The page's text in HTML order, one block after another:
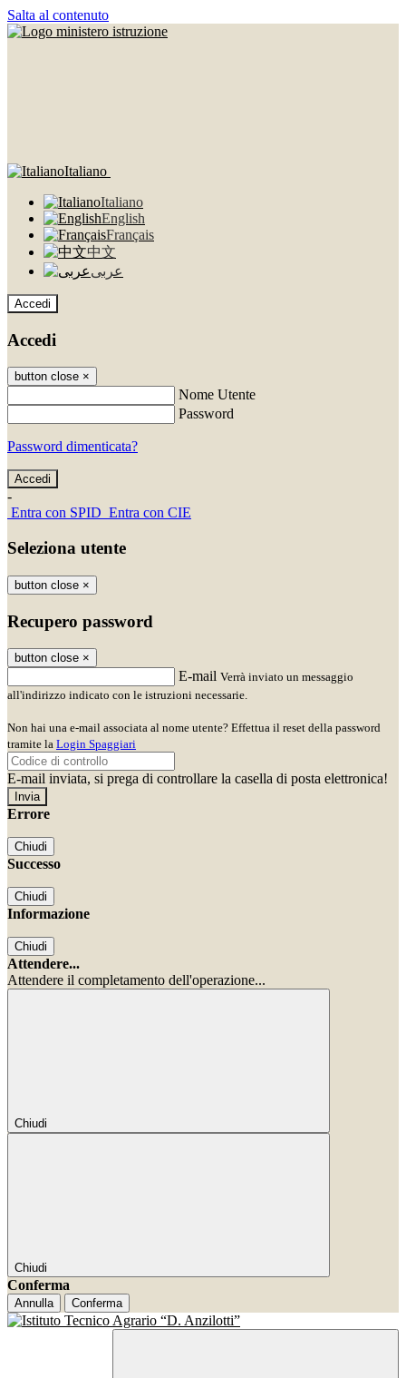
Salta al contenuto
Italiano
Italiano
English
Français
中文
عربى
Accedi
Accedi
button close ×
Nome Utente
Password
Password dimenticata?
-
Entra con SPID Entra con CIE
Seleziona utente
button close ×
Recupero password
button close ×
E-mail Verrà inviato un messaggio
all'indirizzo indicato con le istruzioni necessarie.
Non hai una e-mail associata al nome utente? Effettua il reset della password
tramite la Login Spaggiari
E-mail inviata, si prega di controllare la casella di posta elettronica!
Errore
Chiudi
Successo
Chiudi
Informazione
Chiudi
Attendere...
Attendere il completamento dell'operazione...
Chiudi
Chiudi
Conferma
Annulla Conferma